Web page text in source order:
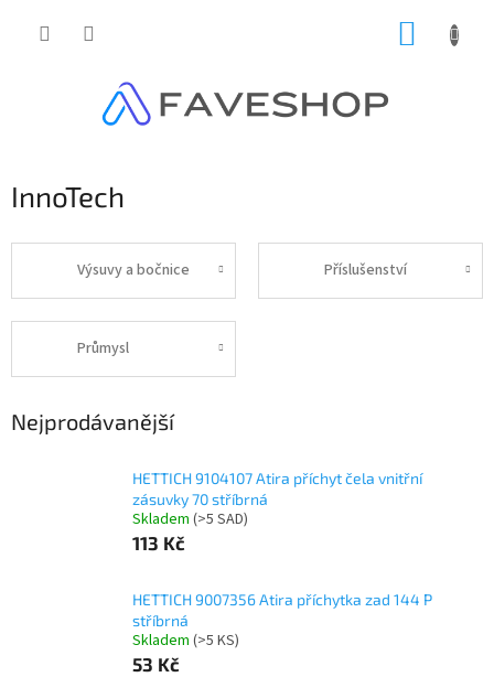
InnoTech
Výsuvy a bočnice Příslušenství
Průmysl
Nejprodávanější
HETTICH 9104107 Atira příchyt čela vnitřní
zásuvky 70 stříbrná
Skladem (>5 SAD)
113 Kč
HETTICH 9007356 Atira příchytka zad 144 P
stříbrná
Skladem (>5 KS)
53 Kč